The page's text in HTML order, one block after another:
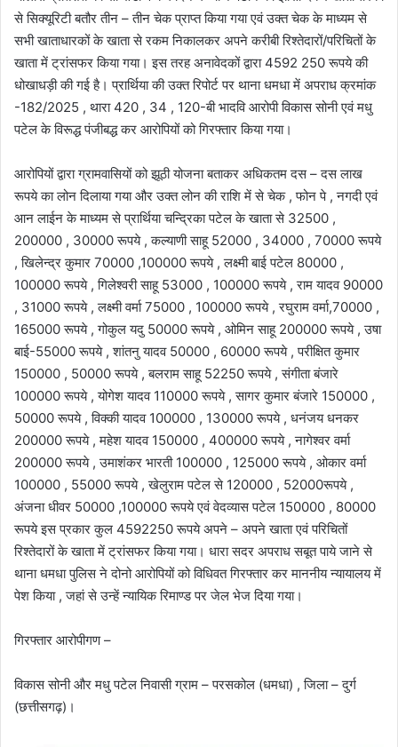
से सिक्यूरिटी बतौर तीन – तीन चेक प्राप्त किया गया एवं उक्त चेक के माध्यम से
सभी खाताधारकों के खाता से रकम निकालकर अपने करीबी रिश्तेदारों/परिचितों के
खाता में ट्रांसफर किया गया। इस तरह अनावेदकों द्वारा 4592 250 रूपये की
धोखाधड़ी की गई है। प्रार्थिया की उक्त रिपोर्ट पर थाना धमधा में अपराध क्रमांक
-182/2025 , थारा 420 , 34 , 120-बी भादवि आरोपी विकास सोनी एवं मधु
पटेल के विरूद्ध पंजीबद्ध कर आरोपियों को गिरफ्तार किया गया।
आरोपियों द्वारा ग्रामवासियों को झूठी योजना बताकर अधिकतम दस – दस लाख
रूपये का लोन दिलाया गया और उक्त लोन की राशि में से चेक , फोन पे , नगदी एवं
आन लाईन के माध्यम से प्रार्थिया चन्द्रिका पटेल के खाता से 32500 ,
200000 , 30000 रूपये , कल्याणी साहू 52000 , 34000 , 70000 रूपये
, खिलेन्द्र कुमार 70000 ,100000 रूपये , लक्ष्मी बाई पटेल 80000 ,
100000 रूपये , गिलेश्वरी साहू 53000 , 100000 रूपये , राम यादव 90000
, 31000 रूपये , लक्ष्मी वर्मा 75000 , 100000 रूपये , रघुराम वर्मा,70000 ,
165000 रूपये , गोकुल यदु 50000 रूपये , ओमिन साहू 200000 रूपये , उषा
बाई-55000 रूपये , शांतनु यादव 50000 , 60000 रूपये , परीक्षित कुमार
150000 , 50000 रूपये , बलराम साहू 52250 रूपये , संगीता बंजारे
100000 रूपये , योगेश यादव 110000 रूपये , सागर कुमार बंजारे 150000 ,
50000 रूपये , विक्की यादव 100000 , 130000 रूपये , धनंजय धनकर
200000 रूपये , महेश यादव 150000 , 400000 रूपये , नागेश्वर वर्मा
200000 रूपये , उमाशंकर भारती 100000 , 125000 रूपये , ओकार वर्मा
100000 , 55000 रूपये , खेलुराम पटेल से 120000 , 52000रूपये ,
अंजना धीवर 50000 ,100000 रूपये एवं वेदव्यास पटेल 150000 , 80000
रूपये इस प्रकार कुल 4592250 रूपये अपने – अपने खाता एवं परिचितों
रिश्तेदारों के खाता में ट्रांसफर किया गया। धारा सदर अपराध सबूत पाये जाने से
थाना धमधा पुलिस ने दोनो आरोपियों को विधिवत गिरफ्तार कर माननीय न्यायालय में
पेश किया , जहां से उन्हें न्यायिक रिमाण्ड पर जेल भेज दिया गया।
गिरफ्तार आरोपीगण –
विकास सोनी और मधु पटेल निवासी ग्राम – परसकोल (धमधा) , जिला – दुर्ग
(छत्तीसगढ़)।